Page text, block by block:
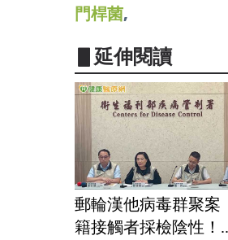
門桿菌,
▋延伸閱讀
郵輪漢他病毒群聚
籍接觸者採檢陰性！